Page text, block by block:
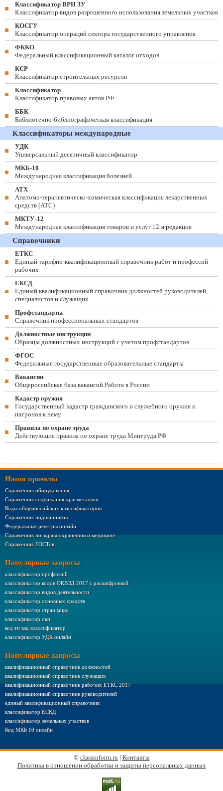
Классификатор ВРИ ЗУ
Классификатор видов разрешенного использования земельных участков
КОСГУ
Классификатор операций сектора государственного управления
ФККО
Федеральный классификационный каталог отходов
КСР
Классификатор строительных ресурсов
Классификатор
Классификатор правовых актов РФ
ББК
Библиотечно-библиографическая классификация
Классификаторы международные
УДК
Универсальный десятичный классификатор
МКБ-10
Международная классификация болезней
АТХ
Анатомо-терапевтическо-химическая классификация лекарственных
средств (ATC)
МКТУ-12
Международная классификация товаров и услуг 12-я редакция
Справочники
ЕТКС
Единый тарифно-квалификационный справочник работ и профессий
рабочих
ЕКСД
Единый квалификационный справочник должностей руководителей,
специалистов и служащих
Профстандарты
Справочник профессиональных стандартов
Должностные инструкции
Образцы должностных инструкций с учетом профстандартов
ФГОС
Федеральные государственные образовательные стандарты
Вакансии
Общероссийская база вакансий Работа в России
Кадастр оружия
Государственный кадастр гражданского и служебного оружия и
патронов к нему
Правила по охране труда
Действующие правила по охране труда Минтруда РФ
Наши проекты
Справочник оборудования
Справочник содержания драгметаллов
Коды общероссийских классификаторов
Справочник подшипников
Федеральные реестры онлайн
Справочник по здравоохранению и медицине
Справочник ГОСТов
Популярные запросы
классификатор профессий
классификатор кодов ОКВЭД 2017 с расшифровкой
классификатор видов деятельности
классификатор основных средств
классификатор стран мира
классификатор окп
код тн вэд классификатор
классификатор УДК онлайн
Популярные запросы
квалификационный справочник должностей
квалификационный справочник служащих
квалификационный справочник рабочих ЕТКС 2017
квалификационный справочник руководителей
единый квалификационный справочник
классификатор ЕСКД
классификатор земельных участков
Код МКБ 10 онлайн
© classinform.ru | Контакты
Политика в отношении обработки и защиты персональных данных